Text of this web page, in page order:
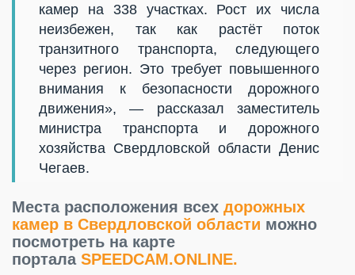
камер на 338 участках. Рост их числа
неизбежен, так как растёт поток
транзитного транспорта, следующего
через регион. Это требует повышенного
внимания к безопасности дорожного
движения», — рассказал заместитель
министра транспорта и дорожного
хозяйства Свердловской области Денис
Чегаев.
Места расположения всех дорожных
камер в Свердловской области можно
посмотреть на карте
портала SPEEDCAM.ONLINE.